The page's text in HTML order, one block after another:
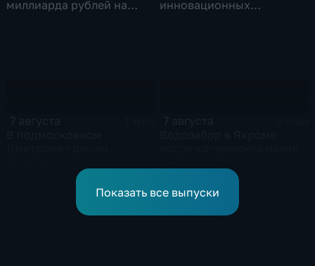
миллиарда рублей на
инновационных
агропромышленная
качественной водой
Показать все выпуски